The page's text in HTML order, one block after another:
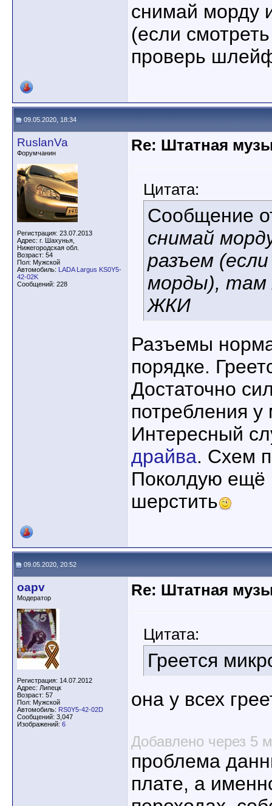
снимай морду
(если
проверь
09.05.2020, 18:34
RuslanVa
Форумчанин
Регистрация: 23.07.2013
Адрес: г. Шахунья,
Нижегородская обл.
Возраст: 54
Пол: Мужской
Автомобиль: LADA Largus KS0Y5-
42-02K
Сообщений: 228
Re: Штатная
Цитата:
Сообщение
снимай
разъем
морды), там
ЖКИ
Разъемы
порядке.
Достаточно
потребления
Интересный
драйва. Схем
Поколдую ещё
шерстить
09.05.2020, 20:52
oapv
Модератор
Регистрация: 14.07.2012
Адрес: Липецк
Возраст: 57
Пол: Мужской
Автомобиль: RS0Y5-42-02D
Сообщений: 3,047
Изображений: 6
Re: Штатная
Цитата:
Греется
она у всех
Добавлено через 5
проблема
плате, а